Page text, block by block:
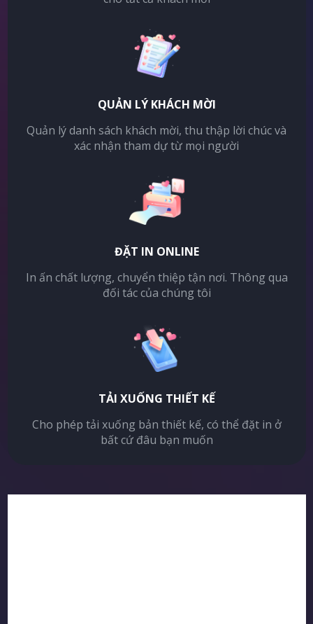
QUẢN LÝ KHÁCH MỜI
Quản lý danh sách khách mời, thu thập lời chúc và
xác nhận tham dự từ mọi người
ĐẶT IN ONLINE
In ấn chất lượng, chuyển thiệp tận nơi. Thông qua
đối tác của chúng tôi
TẢI XUỐNG THIẾT KẾ
Cho phép tải xuống bản thiết kế, có thể đặt in ở
bất cứ đâu bạn muốn